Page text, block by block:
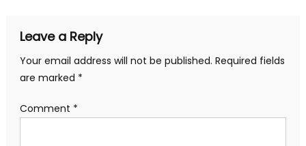
Leave a Reply
Your email address will not be published. Required fields
are marked *
Comment *